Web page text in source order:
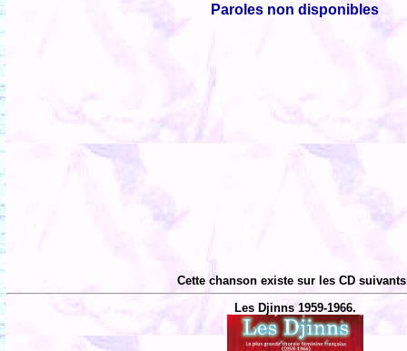
Paroles non disponibles
Cette chanson existe sur les CD
Les Djinns 1959-1966.